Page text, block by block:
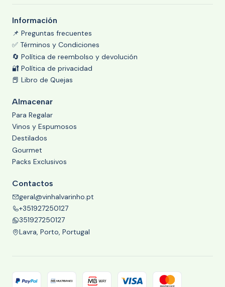
Información
📌 Preguntas frecuentes
✅ Términos y Condiciones
🔄 Política de reembolso y devolución
🔐 Política de privacidad
📕 Libro de Quejas
Almacenar
Para Regalar
Vinos y Espumosos
Destilados
Gourmet
Packs Exclusivos
Contactos
geral@vinhalvarinho.pt
+351927250127
351927250127
Lavra, Porto, Portugal